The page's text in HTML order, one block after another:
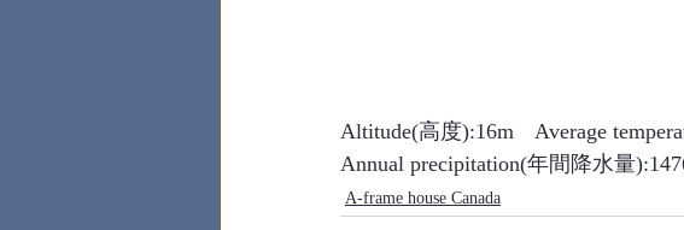
Altitude(高度):16m　Average
Annual precipitation(年間降水量
A-frame house Canada